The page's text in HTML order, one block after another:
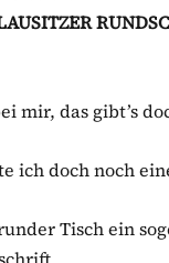
mir, das gibt’s
ich doch noch
Tisch ein